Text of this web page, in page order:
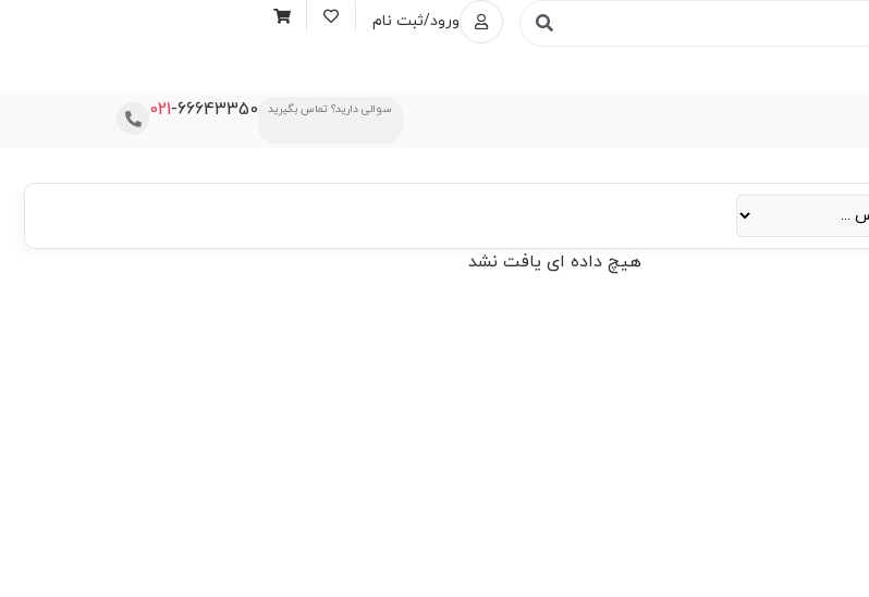
ورود/ثبت نام
سوالی دارید؟ تماس بگیرید 021-66643350
هیچ داده ای یافت نشد